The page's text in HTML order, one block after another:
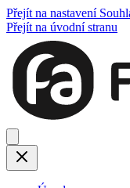
Přejít na nastavení
Přejít na úvodní stranu